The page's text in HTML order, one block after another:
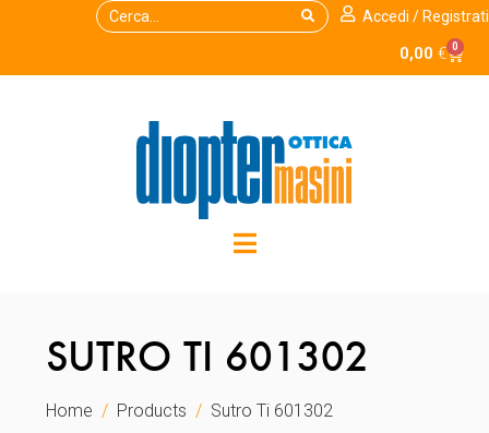
Accedi / Registrati
0,00 € 0
SUTRO TI 601302
Home Products Sutro Ti 601302